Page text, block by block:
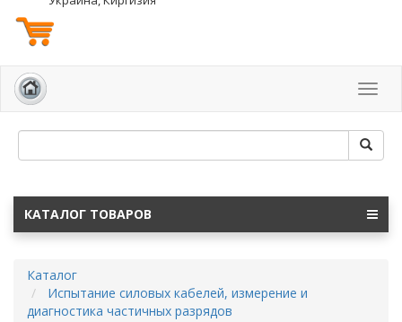
КАТАЛОГ ТОВАРОВ
Каталог
Испытание силовых кабелей, измерение и
диагностика частичных разрядов